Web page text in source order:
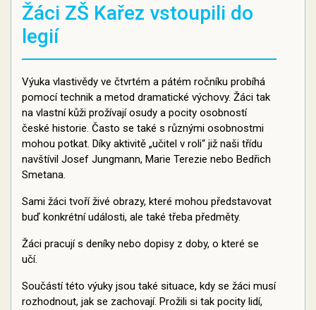
Žáci ZŠ Kařez vstoupili do
legií
Výuka vlastivědy ve čtvrtém a pátém ročníku probíhá
pomocí technik a metod dramatické výchovy. Žáci tak
na vlastní kůži prožívají osudy a pocity osobností
české historie. Často se také s různými osobnostmi
mohou potkat. Díky aktivitě „učitel v roli“ již naši třídu
navštívil Josef Jungmann, Marie Terezie nebo Bedřich
Smetana.
Sami žáci tvoří živé obrazy, které mohou představovat
buď konkrétní události, ale také třeba předměty.
Žáci pracují s deníky nebo dopisy z doby, o které se
učí.
Součástí této výuky jsou také situace, kdy se žáci musí
rozhodnout, jak se zachovají. Prožili si tak pocity lidí,